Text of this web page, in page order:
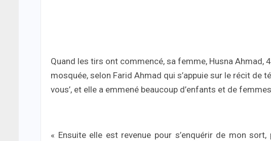
Quand les tirs ont commencé, sa femme, Husna Ahmad,
mosquée, selon Farid Ahmad qui s’appuie sur le récit de
vous’, et elle a emmené beaucoup d’enfants et de
« Ensuite elle est revenue pour s’enquérir de mon